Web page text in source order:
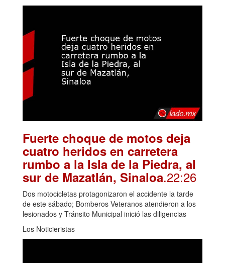
Fuerte choque de motos deja
cuatro heridos en carretera
rumbo a la Isla de la Piedra, al
sur de Mazatlán, Sinaloa.22:26
Dos motocicletas protagonizaron el accidente la tarde
de este sábado; Bomberos Veteranos atendieron a los
lesionados y Tránsito Municipal inició las diligencias
Los Noticieristas